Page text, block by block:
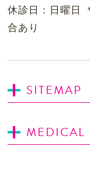
休診日：日曜日
合あり
SITEMAP
MEDICAL